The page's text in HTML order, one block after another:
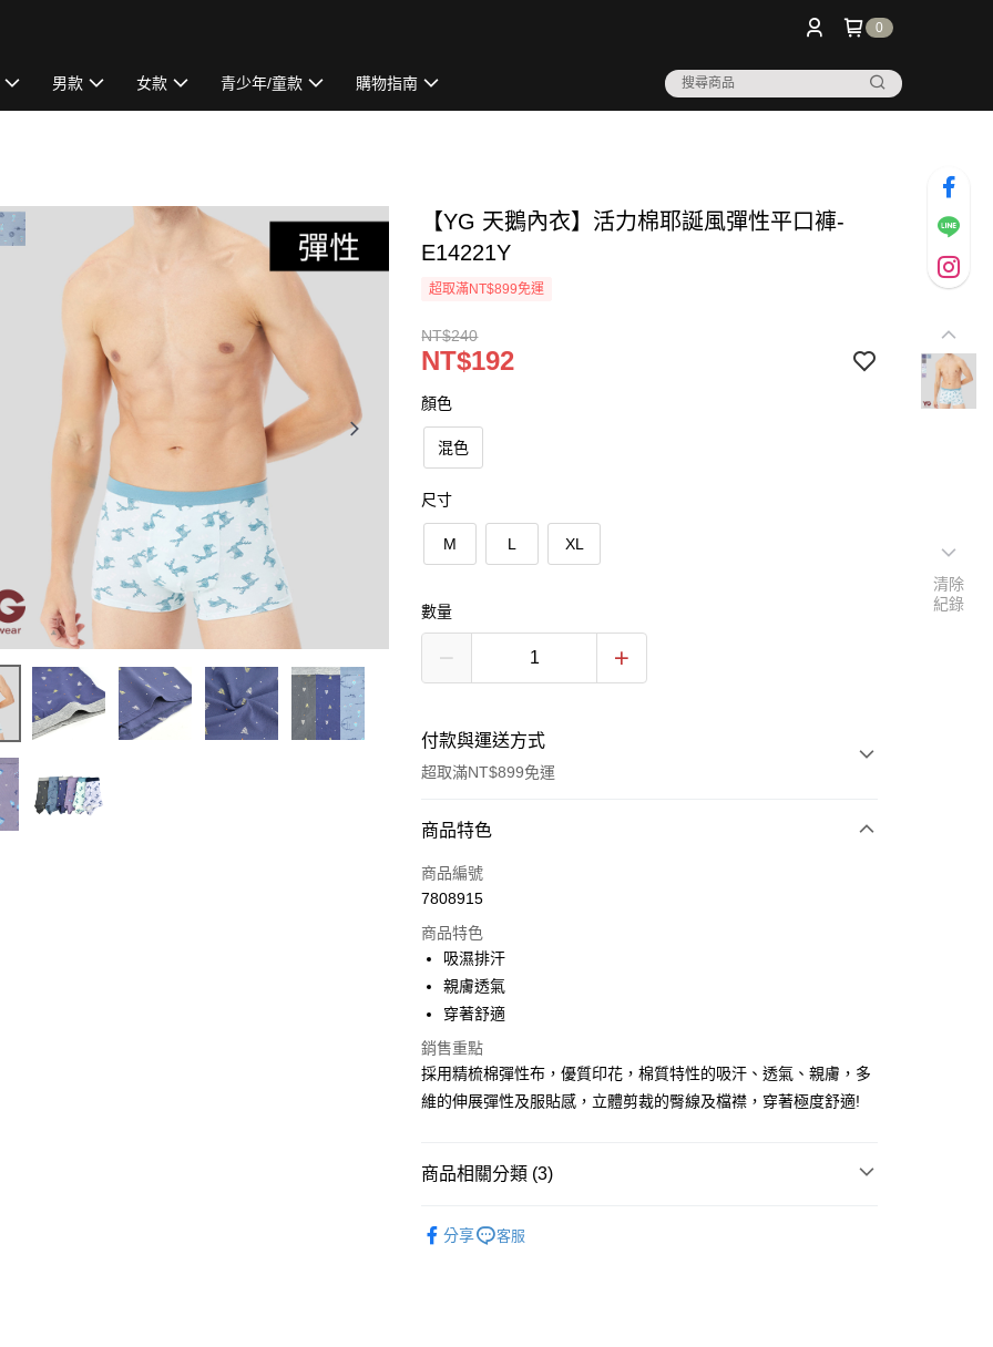
0
男款 女款 青少年/童款 購物指南
【YG 天鵝內衣】活力棉耶誕風彈性平口褲-
E14221Y
超取滿NT$899免運
NT$240
NT$192
顏色
混色
尺寸
M L XL
數量
付款與運送方式
超取滿NT$899免運
付款方式
信用卡一次付款
LINE Pay
街口支付
ATM付款
全家取貨付款
商品特色
商品編號
7808915
商品特色
吸濕排汗
親膚透氣
穿著舒適
銷售重點
採用精梳棉彈性布，優質印花，棉質特性的吸汗、透氣、親膚，多
維的伸展彈性及服貼感，立體剪裁的臀線及檔襟，穿著極度舒適!
商品相關分類 (3)
分享 客服
清除
紀錄